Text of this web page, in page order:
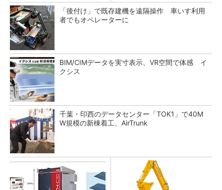
「後付け」で既存建機を遠隔操作 車いす利用
者でもオペレーターに
BIM/CIMデータを実寸表示、VR空間で体感 イ
クシス
千葉・印西のデータセンター「TOK1」で40M
W規模の新棟着工、AirTrunk